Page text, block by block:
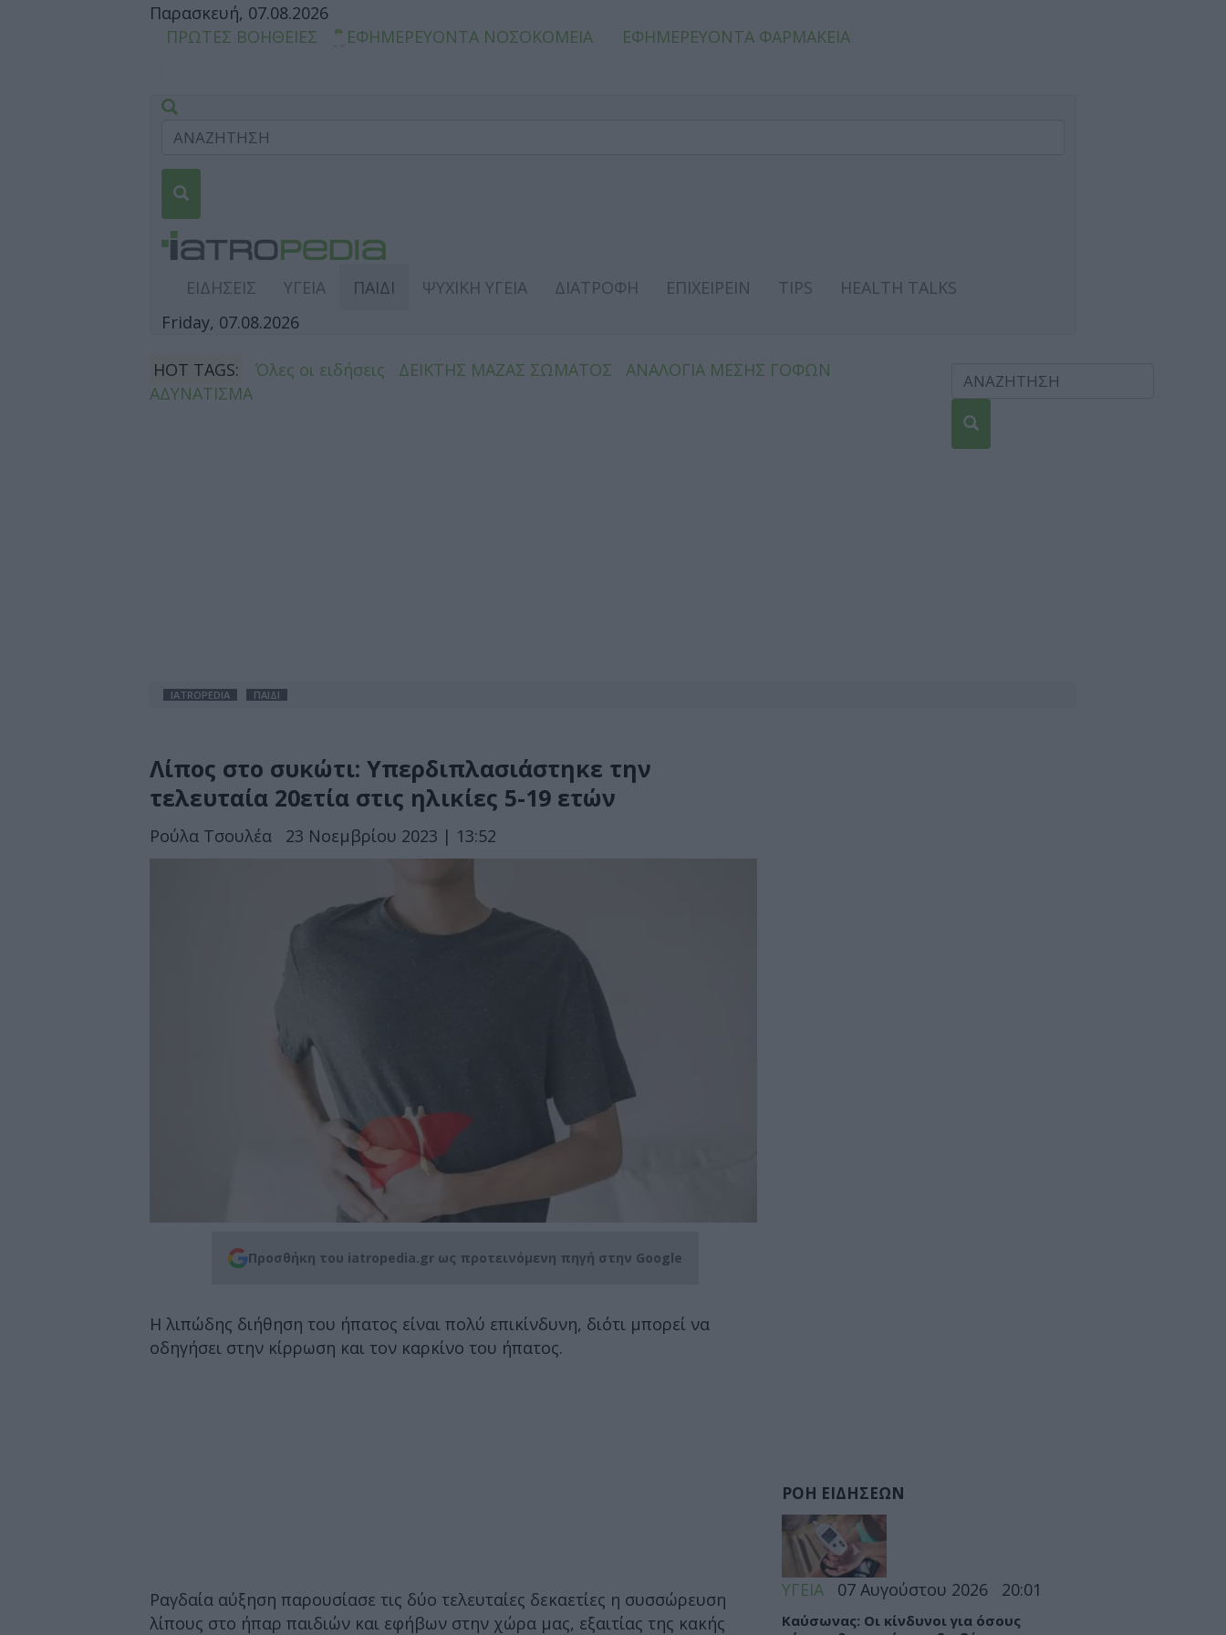
Παρασκευή, 07.08.2026
ΠΡΩΤΕΣ ΒΟΗΘΕΙΕΣ
ΕΦΗΜΕΡΕΥΟΝΤΑ ΝΟΣΟΚΟΜΕΙΑ ΕΦΗΜΕΡΕΥΟΝΤΑ ΦΑΡΜΑΚΕΙΑ
ΕΙΔΗΣΕΙΣ ΥΓΕΙΑ ΠΑΙΔΙ ΨΥΧΙΚΗ ΥΓΕΙΑ ΔΙΑΤΡΟΦΗ ΕΠΙΧΕΙΡΕΙΝ TIPS
HEALTH TALKS
Friday, 07.08.2026
HOT TAGS: Όλες οι ειδήσεις ΔΕΙΚΤΗΣ ΜΑΖΑΣ ΣΩΜΑΤΟΣ
ΑΝΑΛΟΓΙΑ ΜΕΣΗΣ ΓΟΦΩΝ
ΑΔΥΝΑΤΙΣΜΑ
IATROPEDIA ΠΑΙΔΙ
Λίπος στο συκώτι: Υπερδιπλασιάστηκε την
τελευταία 20ετία στις ηλικίες 5-19 ετών
Ρούλα Τσουλέα 23 Νοεμβρίου 2023 | 13:52
Προσθήκη του iatropedia.gr ως προτεινόμενη πηγή στην Google
Η λιπώδης διήθηση του ήπατος είναι πολύ επικίνδυνη, διότι μπορεί να
οδηγήσει στην κίρρωση και τον καρκίνο του ήπατος.
Ραγδαία αύξηση παρουσίασε τις δύο τελευταίες δεκαετίες η συσσώρευση
λίπους στο ήπαρ παιδιών και εφήβων στην χώρα μας, εξαιτίας της κακής
ΡΟΗ ΕΙΔΗΣΕΩΝ
ΥΓΕΙΑ 07 Αυγούστου 2026 20:01
Καύσωνας: Οι κίνδυνοι για όσους